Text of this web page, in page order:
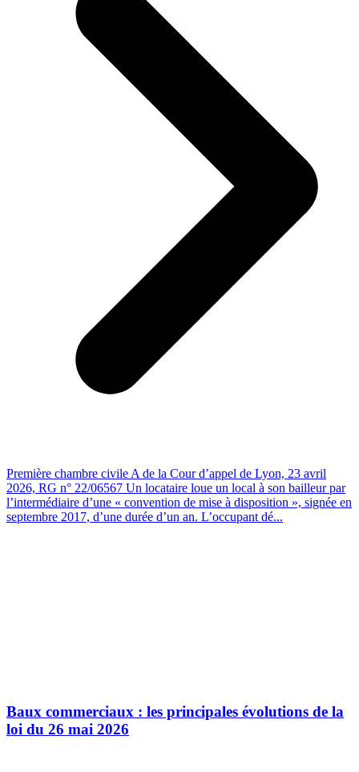
Première chambre civile A de la Cour d’appel de Lyon, 23 avril
2026, RG n° 22/06567 Un locataire loue un local à son bailleur par
l’intermédiaire d’une « convention de mise à disposition », signée en
septembre 2017, d’une durée d’un an. L’occupant dé...
Baux commerciaux : les principales évolutions de la
loi du 26 mai 2026